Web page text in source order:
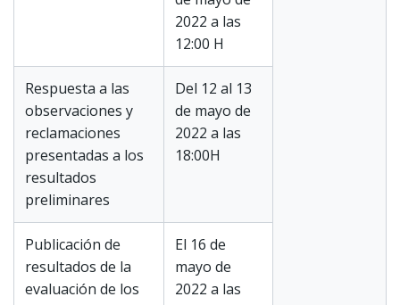
2022 a las
12:00 H
Respuesta a las
observaciones y
reclamaciones
presentadas a los
resultados
preliminares
Del 12 al 13
de mayo de
2022 a las
18:00H
Publicación de
resultados de la
evaluación de los
El 16 de
mayo de
2022 a las